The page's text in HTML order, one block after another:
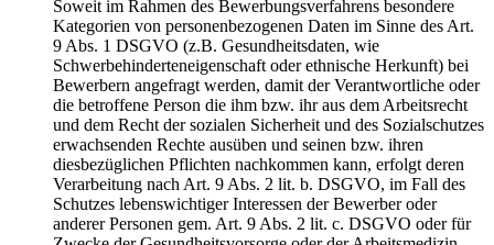
Soweit im Rahmen des Bewerbungsverfahrens besondere
Kategorien von personenbezogenen Daten im Sinne des Art.
9 Abs. 1 DSGVO (z.B. Gesundheitsdaten, wie
Schwerbehinderteneigenschaft oder ethnische Herkunft) bei
Bewerbern angefragt werden, damit der Verantwortliche oder
die betroffene Person die ihm bzw. ihr aus dem Arbeitsrecht
und dem Recht der sozialen Sicherheit und des Sozialschutzes
erwachsenden Rechte ausüben und seinen bzw. ihren
diesbezüglichen Pflichten nachkommen kann, erfolgt deren
Verarbeitung nach Art. 9 Abs. 2 lit. b. DSGVO, im Fall des
Schutzes lebenswichtiger Interessen der Bewerber oder
anderer Personen gem. Art. 9 Abs. 2 lit. c. DSGVO oder für